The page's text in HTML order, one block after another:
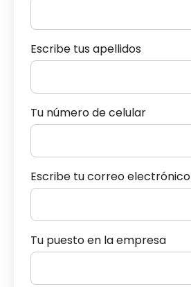
Escribe tus apellidos
Tu número de celular
Escribe tu correo electrónico
Tu puesto en la empresa